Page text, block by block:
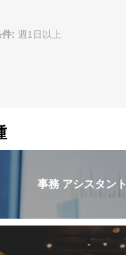
件: 週1日以上
事務 アシスタント